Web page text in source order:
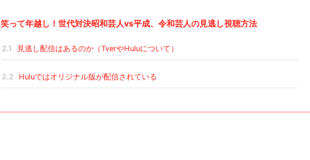
笑って年越し！世代対決昭和芸人vs平成、令和芸人の見逃し視聴方法
2.1 見逃し配信はあるのか（TverやHuluについて）
2.2 Huluではオリジナル版が配信されている